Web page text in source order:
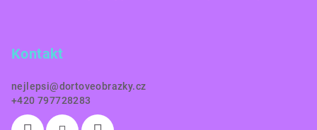
Kontakt
nejlepsi@dortoveobrazky.cz
+420 797728283